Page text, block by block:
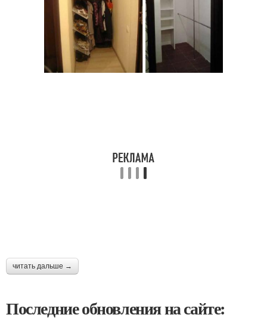
читать дальше →
Последние обновления на сайте: